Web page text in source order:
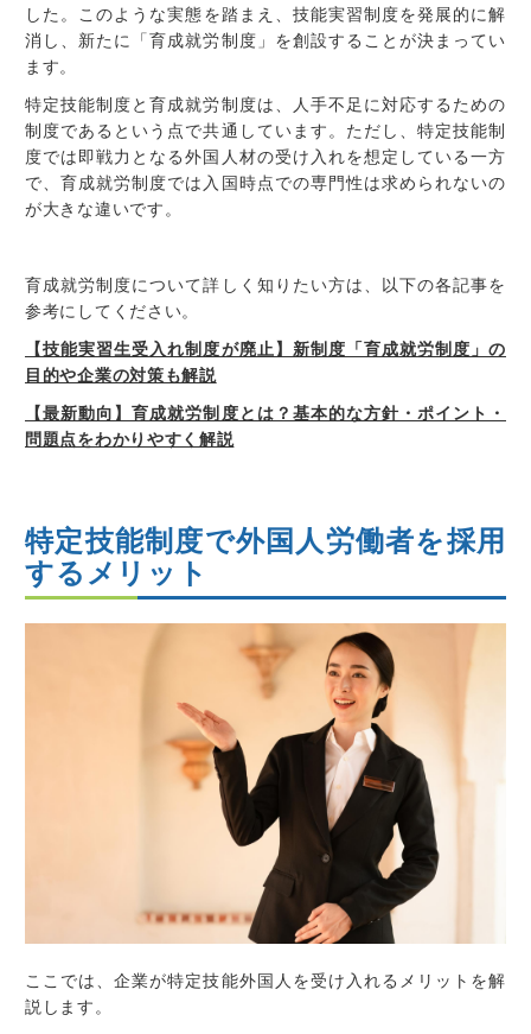
した。
このような実態を踏まえ、 技能実習制度を発展的に解
消し、新たに「育成就労制度」を創設することが決まってい
ます。
特定技能制度と育成就労制度は、人手不足に対応するための
制度であるという点で共通しています。ただし、特定技能制
度では即戦力となる外国人材の受け入れを想定している一方
で、育成就労制度では入国時点での専門性は求められないの
が大きな違いです。
育成就労制度について詳しく知りたい方は、以下の各記事を
参考にしてください。
【技能実習生受入れ制度が廃止】新制度「育成就労制度」の
目的や企業の対策も解説
【最新動向】育成就労制度とは？基本的な方針・ポイント・
問題点をわかりやすく解説
特定技能制度で外国人労働者を採用
するメリット
ここでは、企業が特定技能外国人を受け入れるメリットを解
説します。